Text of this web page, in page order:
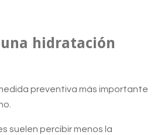
hidratación
preventiva más importante
suelen percibir menos la